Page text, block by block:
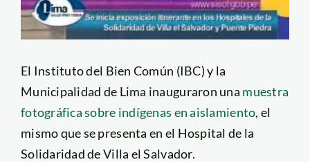
El Instituto del Bien Común (IBC) y la
Municipalidad de Lima inauguraron una muestra
fotográfica sobre indígenas en aislamiento, el
mismo que se presenta en el Hospital de la
Solidaridad de Villa el Salvador.